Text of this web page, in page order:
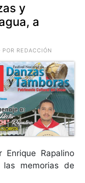
y
a
REDACCIÓN
Rapalino
las memorias de